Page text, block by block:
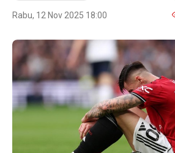
Rabu, 12 Nov 2025 18:00